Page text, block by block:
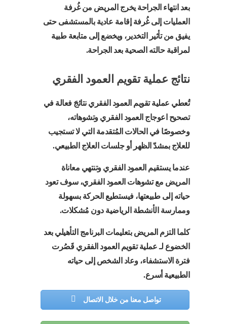
بعد انتهاء الجراحة يخرج المريض من غُرفة
العمليات إلى غُرفة إقامة عادية بالمستشفى حتى
يفيق من تأثير التخدير، ويخضع إلى متابعة طبية
لمراقبة حالته الصحية بعد الجراحة.
نتائج عملية تقويم العمود الفقري
تُعطي عملية تقويم العمود الفقري نتائجَ فعالة في
تصحيح اعوجاج العمود الفقري وتشوهاته،
وخصوصًا في الحالات المُتقدمة التي لا تستجيب
للعلاج بمشدّ الظهر أو جلسات العلاج الطبيعي.
عندما يستقيم العمود الفقري وتنتهي معاناة
المريض مع تشوهات العمود الفقري، سوف تعود
حياته إلى طبيعتها، فيستطيع الحركة بسهولة
وممارسة الأنشطة الرياضية دون مُشكلات.
كلما التزم المريض بتعليمات البرنامج التأهيلي بعد
الخضوع لـ عملية تقويم العمود الفقري قَصُرت
فترة الاستشفاء، وعاد الشخص إلى حياته
الطبيعية أسرع.
تواصل معنا من خلال الاتصال